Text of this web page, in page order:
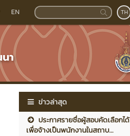
EN TH
ข่าวล่าสุด
ประกาศรายชื่อผู้สอบคัดเลือกได้
เพื่อจ้างเป็นพนักงานในสถาบ...